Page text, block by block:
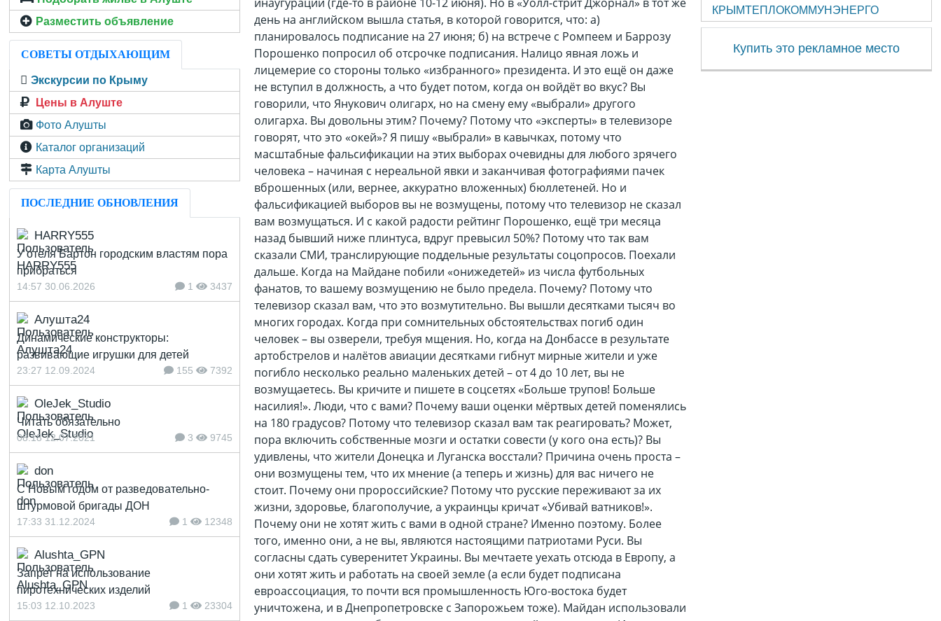
день на английском вышла статья, в которой говорится, что: а)
планировалось подписание на 27 июня; б) на встрече с Ромпеем и Баррозу
Порошенко попросил об отсрочке подписания. Налицо явная ложь и
лицемерие со стороны только «избранного» президента. И это ещё он даже
не вступил в должность, а что будет потом, когда он войдёт во вкус? Вы
говорили, что Янукович олигарх, но на смену ему «выбрали» другого
олигарха. Вы довольны этим? Почему? Потому что «эксперты» в телевизоре
говорят, что это «окей»? Я пишу «выбрали» в кавычках, потому что
масштабные фальсификации на этих выборах очевидны для любого зрячего
человека – начиная с нереальной явки и заканчивая фотографиями пачек
вброшенных (или, вернее, аккуратно вложенных) бюллетеней. Но и
фальсификацией выборов вы не возмущены, потому что телевизор не сказал
вам возмущаться. И с какой радости рейтинг Порошенко, ещё три месяца
назад бывший ниже плинтуса, вдруг превысил 50%? Потому что так вам
сказали СМИ, транслирующие поддельные результаты соцопросов. Поехали
дальше. Когда на Майдане побили «онижедетей» из числа футбольных
фанатов, то вашему возмущению не было предела. Почему? Потому что
телевизор сказал вам, что это возмутительно. Вы вышли десятками тысяч во
многих городах. Когда при сомнительных обстоятельствах погиб один
человек – вы озверели, требуя мщения. Но, когда на Донбассе в результате
артобстрелов и налётов авиации десятками гибнут мирные жители и уже
погибло несколько реально маленьких детей – от 4 до 10 лет, вы не
возмущаетесь. Вы кричите и пишете в соцсетях «Больше трупов! Больше
насилия!». Люди, что с вами? Почему ваши оценки мёртвых детей поменялись
на 180 градусов? Потому что телевизор сказал вам так реагировать? Может,
пора включить собственные мозги и остатки совести (у кого она есть)? Вы
удивлены, что жители Донецка и Луганска восстали? Причина очень проста –
они возмущены тем, что их мнение (а теперь и жизнь) для вас ничего не
стоит. Почему они пророссийские? Потому что русские переживают за их
жизни, здоровье, благополучие, а украинцы кричат «Убивай ватников!».
Почему они не хотят жить с вами в одной стране? Именно поэтому. Более
того, именно они, а не вы, являются настоящими патриотами Руси. Вы
согласны сдать суверенитет Украины. Вы мечтаете уехать отсюда в Европу, а
они хотят жить и работать на своей земле (а если будет подписана
евроассоциация, то почти вся промышленность Юго-востока будет
уничтожена, и в Днепропетровске с Запорожьем тоже). Майдан использовали
Разместить объявление
СОВЕТЫ ОТДЫХАЮЩИМ
Экскурсии по Крыму
Цены в Алуште
Фото Алушты
Каталог организаций
Карта Алушты
ПОСЛЕДНИЕ ОБНОВЛЕНИЯ
HARRY555
У отеля Бартон городским властям пора
прибраться
14:57 30.06.2026 1 3437
Алушта24
Динамические конструкторы:
развивающие игрушки для детей
23:27 12.09.2024 155 7392
OleJek_Studio
Читать обязательно
08:18 12.07.2021 3 9745
don
С Новым годом от разведовательно-
штурмовой бригады ДОН
17:33 31.12.2024 1 12348
Alushta_GPN
Запрет на использование
пиротехнических изделий
15:03 12.10.2023 1 23304
КРЫМТЕПЛОКОММУНЭНЕРГО
Купить это рекламное место